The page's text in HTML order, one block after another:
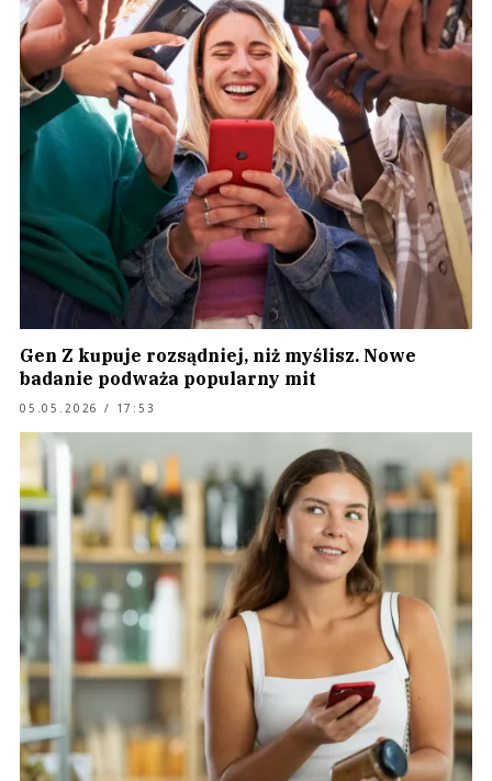
Gen Z kupuje rozsądniej, niż myślisz. Nowe
badanie podważa popularny mit
05.05.2026 / 17:53